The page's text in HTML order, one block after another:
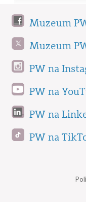
Muzeum
Muzeum
PW na
PW na
PW na
PW na